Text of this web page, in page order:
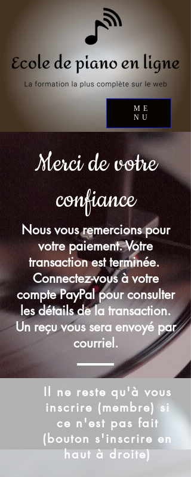
ME
NU
Merci de votre
confiance
Nous vous remercions pour
votre paiement. Votre
transaction est terminée.
Connectez-vous à votre
compte PayPal pour consulter
les détails de la transaction.
Un reçu vous sera envoyé par
courriel.
Il ne reste qu'à vous
inscrire (membre) si
ce n'est pas fait
(bouton s'inscrire en
haut à droite)